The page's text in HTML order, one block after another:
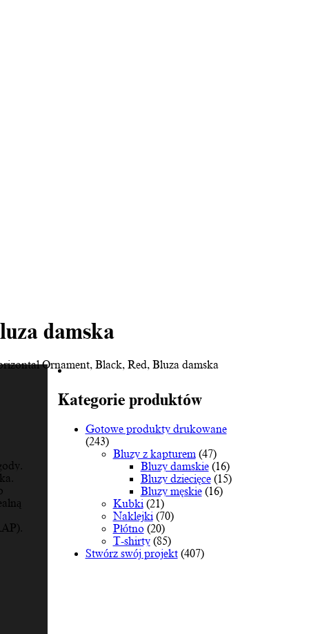
damska
Ornament, Black, Red, Bluza damska
Kategorie produktów
Gotowe produkty drukowane
(243)
Bluzy z kapturem (47)
Bluzy damskie (16)
Bluzy dziecięce (15)
Bluzy męskie (16)
Kubki (21)
Naklejki (70)
Płótno (20)
T-shirty (85)
Stwórz swój projekt (407)